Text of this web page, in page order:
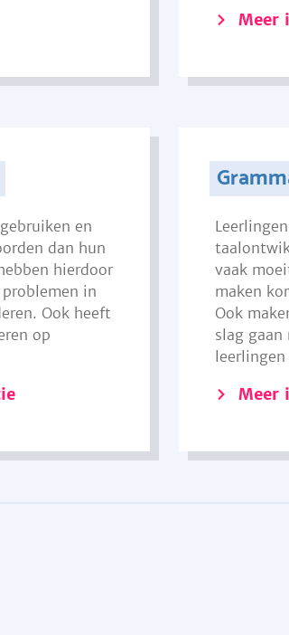
Meer
en
dan hun
hierdoor
in
Ook heeft
op
vaak
maken
Ook
slag
Meer